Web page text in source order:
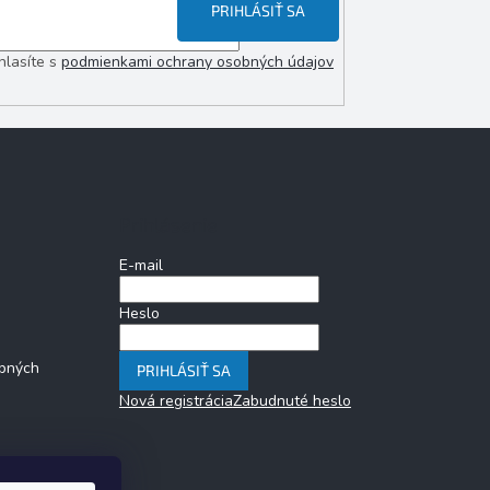
s podmienkami ochrany osobných údajov
PRIHLÁSIŤ SA
E-mail
Heslo
PRIHLÁSIŤ SA
Nová registráciaZabudnuté heslo